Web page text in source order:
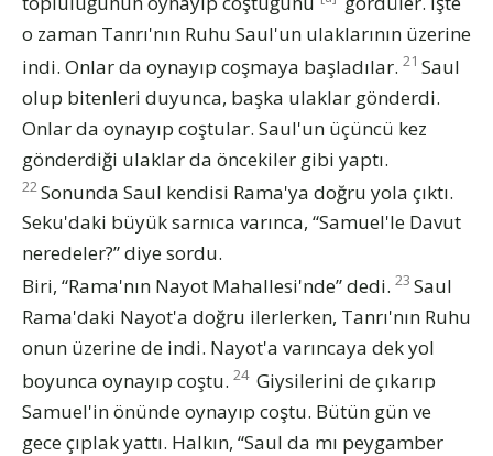
o zaman Tanrı'nın Ruhu Saul'un ulaklarının üzerine
indi. Onlar da oynayıp coşmaya başladılar. 21 Saul
olup bitenleri duyunca, başka ulaklar gönderdi.
Onlar da oynayıp coştular. Saul'un üçüncü kez
gönderdiği ulaklar da öncekiler gibi yaptı.
22Sonunda Saul kendisi Rama'ya doğru yola çıktı.
Seku'daki büyük sarnıca varınca, “Samuel'le Davut
neredeler?” diye sordu.
Biri, “Rama'nın Nayot Mahallesi'nde” dedi. 23 Saul
Rama'daki Nayot'a doğru ilerlerken, Tanrı'nın Ruhu
onun üzerine de indi. Nayot'a varıncaya dek yol
boyunca oynayıp coştu. 24 Giysilerini de çıkarıp
Samuel'in önünde oynayıp coştu. Bütün gün ve
gece çıplak yattı. Halkın, “Saul da mı peygamber